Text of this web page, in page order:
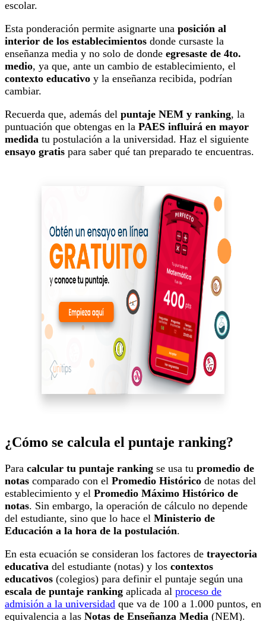
escolar.
Esta ponderación permite asignarte una posición al
interior de los establecimientos donde cursaste la
enseñanza media y no solo de donde egresaste de 4to.
medio, ya que, ante un cambio de establecimiento, el
contexto educativo y la enseñanza recibida, podrían
cambiar.
Recuerda que, además del puntaje NEM y ranking, la
puntuación que obtengas en la PAES influirá en mayor
medida tu postulación a la universidad. Haz el siguiente
ensayo gratis para saber qué tan preparado te encuentras.
¿Cómo se calcula el puntaje ranking?
Para calcular tu puntaje ranking se usa tu promedio de
notas comparado con el Promedio Histórico de notas del
establecimiento y el Promedio Máximo Histórico de
notas. Sin embargo, la operación de cálculo no depende
del estudiante, sino que lo hace el Ministerio de
Educación a la hora de la postulación.
En esta ecuación se consideran los factores de trayectoria
educativa del estudiante (notas) y los contextos
educativos (colegios) para definir el puntaje según una
escala de puntaje ranking aplicada al proceso de
admisión a la universidad que va de 100 a 1.000 puntos, en
equivalencia a las Notas de Enseñanza Media (NEM).